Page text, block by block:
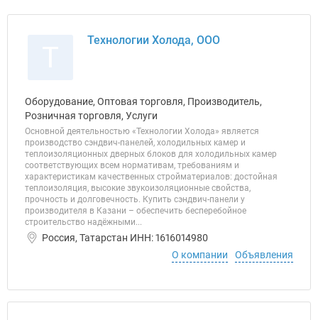
Технологии Холода, ООО
Оборудование, Оптовая торговля, Производитель,
Розничная торговля, Услуги
Основной деятельностью «Технологии Холода» является
производство сэндвич-панелей, холодильных камер и
теплоизоляционных дверных блоков для холодильных камер
соответствующих всем нормативам, требованиям и
характеристикам качественных стройматериалов: достойная
теплоизоляция, высокие звукоизоляционные свойства,
прочность и долговечность. Купить сэндвич-панели у
производителя в Казани – обеспечить бесперебойное
строительство надёжными...
Россия, Татарстан ИНН: 1616014980
О компании
Объявления